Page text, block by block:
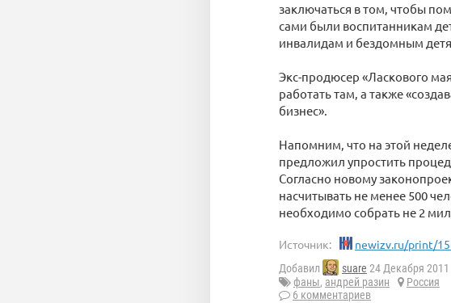
заключаться в том, чтобы
сами были воспитанникам
инвалидам и бездомным
Экс-продюсер «Ласкового
работать там, а также
бизнес».
Напомним, что на этой
предложил упростить
Согласно новому
насчитывать не менее 500
необходимо собрать не 2
Источник: newizv.ru/print/
Добавил suare 24 Декабря 2011
фаны, андрей разин
Россия
6 комментариев